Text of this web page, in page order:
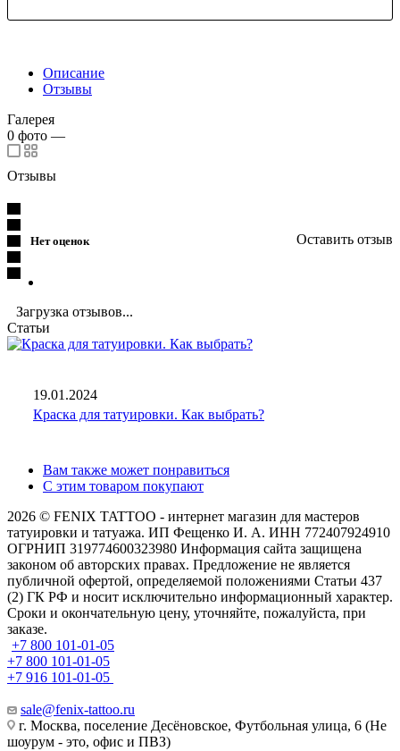
Описание
Отзывы
Галерея
0 фото —
Отзывы
Нет оценок Оставить отзыв
Загрузка отзывов...
Статьи
19.01.2024
Краска для татуировки. Как выбрать?
Вам также может понравиться
С этим товаром покупают
2026 © FENIX TATTOO - интернет магазин для мастеров
татуировки и татуажа. ИП Фещенко И. А. ИНН 772407924910
ОГРНИП 319774600323980 Информация сайта защищена
законом об авторских правах. Предложение не является
публичной офертой, определяемой положениями Статьи 437
(2) ГК РФ и носит исключительно информационный характер.
Сроки и окончательную цену, уточняйте, пожалуйста, при
заказе.
+7 800 101-01-05
+7 800 101-01-05
+7 916 101-01-05
sale@fenix-tattoo.ru
г. Москва, поселение Десёновское, Футбольная улица, 6 (Не
шоурум - это, офис и ПВЗ)